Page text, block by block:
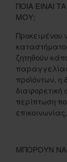
ΠΟΙΑ ΕΙΝΑΙ
ΜΟΥ;
Προκειμένου
ζητηθούν
προϊόντων, η
διαφορετική
περίπτωση
ΜΠΟΡΟΥΝ ΝΑ